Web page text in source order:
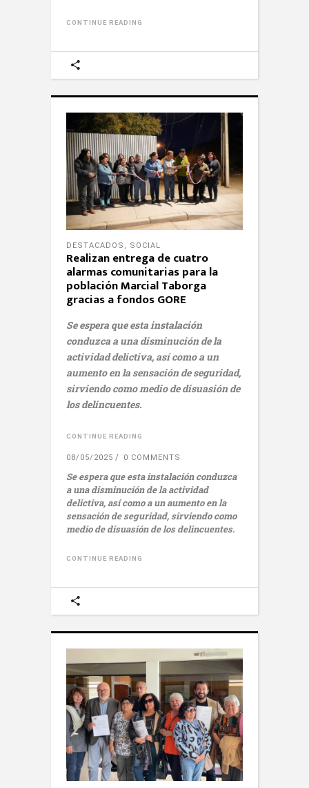
CONTINUE READING
DESTACADOS , SOCIAL
Realizan entrega de cuatro
alarmas comunitarias para la
población Marcial Taborga
gracias a fondos GORE
Se espera que esta instalación
conduzca a una disminución de la
actividad delictiva, así como a un
aumento en la sensación de seguridad,
sirviendo como medio de disuasión de
los delincuentes.
CONTINUE READING
08/05/2025 0 COMMENTS
Se espera que esta instalación conduzca
a una disminución de la actividad
delictiva, así como a un aumento en la
sensación de seguridad, sirviendo como
medio de disuasión de los delincuentes.
CONTINUE READING